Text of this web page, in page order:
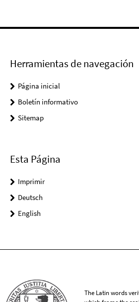
Herramientas de navegación
Página inicial
Boletín informativo
Sitemap
Esta Página
Imprimir
Deutsch
English
The Latin words